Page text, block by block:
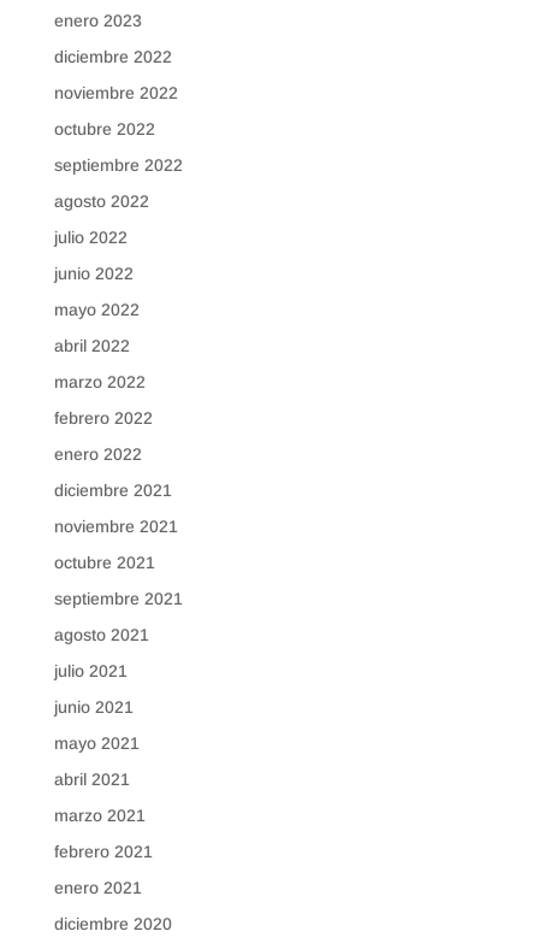
enero 2023
diciembre 2022
noviembre 2022
octubre 2022
septiembre 2022
agosto 2022
julio 2022
junio 2022
mayo 2022
abril 2022
marzo 2022
febrero 2022
enero 2022
diciembre 2021
noviembre 2021
octubre 2021
septiembre 2021
agosto 2021
julio 2021
junio 2021
mayo 2021
abril 2021
marzo 2021
febrero 2021
enero 2021
diciembre 2020